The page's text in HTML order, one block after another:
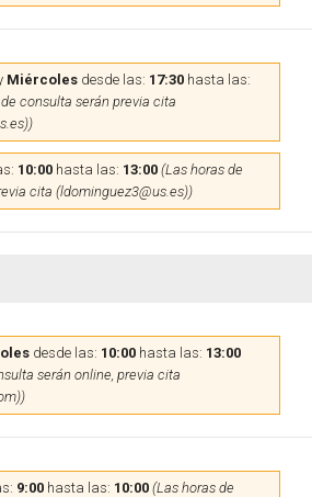
Miércolesdesde las: 17:30hasta las:
consulta serán previa cita
10:00hasta las: 13:00 (Las horas de
cita (ldominguez3@us.es))
desde las: 10:00hasta las: 13:00
serán online, previa cita
9:00hasta las: 10:00 (Las horas de